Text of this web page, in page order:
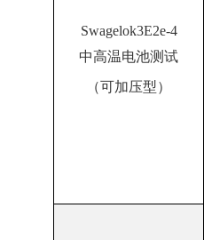
Swagelok3E2e-4
中高温电池测试
（可加压型）